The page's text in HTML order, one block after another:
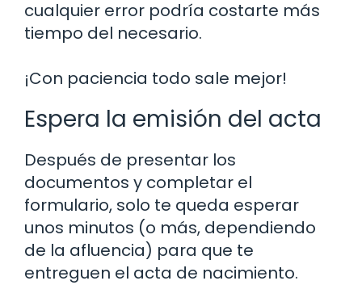
cualquier error podría costarte más
tiempo del necesario.
¡Con paciencia todo sale mejor!
Espera la emisión del acta
Después de presentar los
documentos y completar el
formulario, solo te queda esperar
unos minutos (o más, dependiendo
de la afluencia) para que te
entreguen el acta de nacimiento.